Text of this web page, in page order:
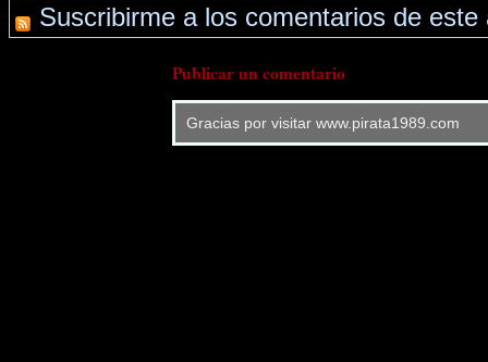
Suscribirme a los comentarios de este
Publicar un comentario
Gracias por visitar www.pirata1989.com